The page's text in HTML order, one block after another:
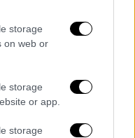
storage
on web or
storage
or app.
storage
Nicky, ο γιος του
μπαλάντα.